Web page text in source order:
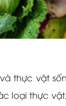
thực vật
loại thực